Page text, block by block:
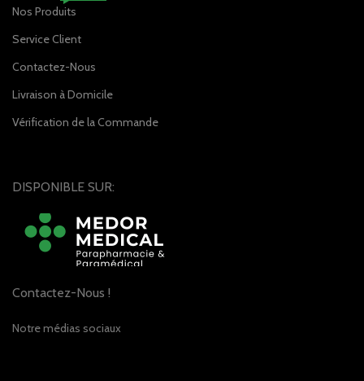
Nos Produits
Service Client
Contactez-Nous
Livraison à Domicile
Vérification de la Commande
DISPONIBLE SUR:
Contactez-Nous !
Notre médias sociaux